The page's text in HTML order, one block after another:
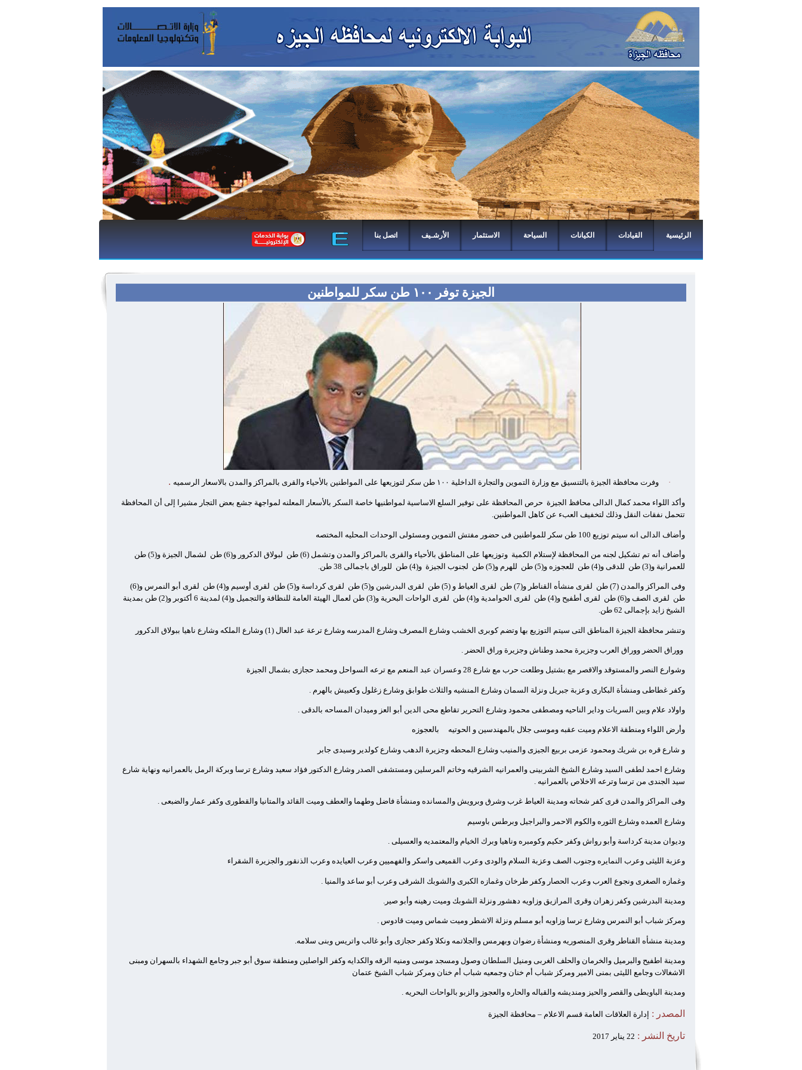
الرئيسية القيادات الكيانات السياحة الاستثمار الأرشـيف اتصل بنا
الجيزة توفر ١٠٠ طن سكر للمواطنين
· وفرت محافظة الجيزة بالتنسيق مع وزارة التموين والتجارة الداخلية ١٠٠ طن سكر لتوزيعها على المواطنين بالأحياء والقرى بالمراكز والمدن بالاسعار الرسميه .
وأكد اللواء محمد كمال الدالى محافظ الجيزة حرص المحافظة على توفير السلع الاساسية لمواطنيها خاصة السكر بالأسعار المعلنه لمواجهة جشع بعض التجار مشيرا إلى أن المحافظة
تتحمل نفقات النقل وذلك لتخفيف العبء عن كاهل المواطنين.
وأضاف الدالى انه سيتم توزيع 100 طن سكر للمواطنين فى حضور مفتش التموين ومسئولى الوحدات المحليه المختصه
وأضاف أنه تم تشكيل لجنه من المحافظة لإستلام الكمية وتوزيعها على المناطق بالأحياء والقرى بالمراكز والمدن وتشمل (6) طن لبولاق الدكرور و(6) طن
لشمال الجيزة و(5) طن
للعمرانية و(3) طن
للدقى و(4) طن للعجوزه و(5) طن للهرم و(5) طن لجنوب الجيزة و(4) طن للوراق باجمالى 38 طن.
وفى المراكز والمدن (7) طن لقرى منشأه القناطر و(7) طن لقرى العياط و (5) طن لقرى البدرشين و(5) طن لقرى كرداسة و(5) طن لقرى أوسيم و(4) طن
لقرى أبو النمرس و(6)
طن لقرى الصف و(6) طن لقرى أطفيح و(4) طن لقرى الحوامدية و(4) طن
لقرى الواحات البحرية و(3) طن لعمال الهيئة العامة للنظافة والتجميل و(4) لمدينة 6 أكتوبر و(2) طن بمدينة
الشيخ زايد بإجمالى 62 طن.
وتنشر محافظة الجيزة المناطق التى سيتم التوزيع بها وتضم كوبرى الخشب وشارع المصرف وشارع المدرسه وشارع ترعة عبد العال (1) وشارع الملكه وشارع ناهيا ببولاق الدكرور
ووراق الحضر ووراق العرب وجزيرة محمد وطناش وجزيرة وراق الحضر .
وشوارع النصر والمستوقد والاقصر مع بشتيل وطلعت حرب مع شارع 28 وعسران عبد المنعم مع ترعه السواحل ومحمد حجازى بشمال الجيزة
وكفر غطاطى ومنشأة البكارى وعزبة جبريل ونزلة السمان وشارع المنشيه والثلاث طوابق وشارع زغلول وكعبيش بالهرم .
واولاد علام وبين السريات وداير الناحيه ومصطفى محمود وشارع التحرير تقاطع محى الدين أبو العز وميدان المساحه بالدقى .
وأرض اللواء ومنطقة الاعلام وميت عقبه وموسى جلال بالمهندسين و الحوتيه بالعجوزه
و شارع قره بن شريك ومحمود عزمى بربيع الجيزى والمنيب وشارع المحطه وجزيرة الدهب وشارع كولدير وسيدى جابر
وشارع احمد لطفى السيد وشارع الشيخ الشربينى والعمرانيه الشرقيه وخاتم المرسلين ومستشفى الصدر وشارع الدكتور فؤاد سعيد وشارع ترسا وبركة الرمل بالعمرانيه ونهاية شارع
سيد الجندى من ترسا وترعه الاخلاص بالعمرانيه .
وفى المراكز والمدن قرى كفر شحاته ومدينة العياط غرب وشرق وبرويش والمسانده ومنشأة فاضل وطهما والعطف وميت القائد والمتانيا والقطورى وكفر عمار والضبعى .
وشارع العمده وشارع الثوره والكوم الاحمر والبراجيل وبرطس باوسيم
وديوان مدينة كرداسة وأبو رواش وكفر حكيم وكومبره وناهيا وبرك الخيام والمعتمديه والعسيلى .
وعزبة الليثى وعرب النمايره وجنوب الصف وعزبة السلام والودى وعرب القميعى واسكر والفهميين وعرب العيايده وعرب الذنقور والجزيرة الشقراء
وغمازه الصغرى ونجوع العرب وعرب الحصار وكفر طرخان وغمازه الكبرى والشوبك الشرقى وعرب أبو ساعد والمنيا .
ومدينة البدرشين وكفر زهران وقرى المرازيق وزاويه دهشور ونزلة الشوبك وميت رهينه وأبو صير.
ومركز شباب أبو النمرس وشارع ترسا وزاويه أبو مسلم ونزلة الاشطر وميت شماس وميت قادوس .
ومدينة منشأه القناطر وقرى المنصوريه ومنشأة رضوان وبهرمس والجلاتمه ونكلا وكفر حجازى وأبو غالب واتريس وبنى سلامه.
ومدينة اطفيح والبرميل والخرمان والحلف الغربى ومنيل السلطان وصول ومسجد موسى ومنيه الرقه والكدايه وكفر الواصلين ومنطقة سوق أبو جبر وجامع الشهداء بالسهران ومبنى
الاشغالات وجامع الليثى بمنى الامير ومركز شباب أم خنان وجمعيه شباب أم خنان ومركز شباب الشيخ عتمان
ومدينة الباويطى والقصر والحيز ومنديشه والقباله والحاره والعجوز والزبو بالواحات البحريه .
المصدر : إدارة العلاقات العامة قسم الاعلام – محافظة الجيزة
تاريخ النشر : 22 يناير 2017